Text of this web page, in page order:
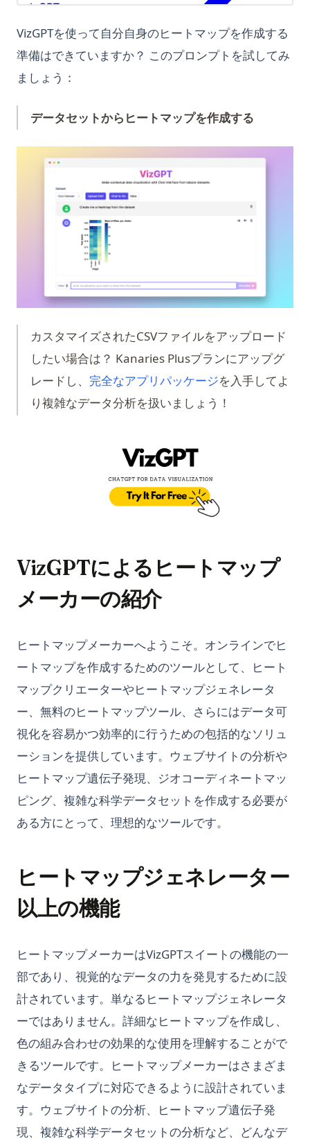
プロンプトからコードベースへ：GPT Engineeerのパワー
マスタリングアート：ログインせずにChatGPTを使用する方法
上級ガイド: Python で ChatGPT API を使用する方法
技術選考のためのGPT：採用革命
絶対に見逃せないトップ11のAuto GPTの例
長期記憶ChatGPT？LTM-1：トークン500万個を持つLLMで
Python 切り捨て除算：// 演算子の完全ガイド
Python 循環インポート（circular import）の直し方と実例
Python3 Linter: The Ultimate Guide to Boosting Your Code
PythonでBeautiful Soupのスクレイピング効率を向上させる方
法：効率的なWebスクレイピングを実現しましょう！
PythonでShebangを使用する方法
PythonでSyntaxError invalid syntaxを修正する方法 - 有効な
PythonでのForループカウンター：説明
PythonでのWebスクレイピング：Requests、
BeautifulSoup、Seleniumを使った完全ガイド
Pythonでの副作用（Side_effect）- その意味と使用方法
Pythonでの等しくないものとは何ですか？
Pythonで文字列を整数に変換する方法：簡単なガイド
PythonとActivePythonとAnacondaの違いについて比較
PythonとArduinoで創造性を解放する：包括的なガイド
PythonにおけるSVM、概要とその使い方
Pythonにおけるelifとは - 解説！
Pythonにおけるテキストクリーニング：効果的なデータクリー
ニングチュートリアル
Pythonにおける次元削減：知っておくべきトップのヒント
Pythonの「何もしない」とは？Pass文の理解
ージャの完全ガイド
Pythonのパースとは？全てが解説される！
Pythonのリストをフラット化：これらのヒントでコードを簡素
Pythonの禅：その意義とアクセス方法
Pythonの辞書を見やすく表示する方法
Pythonは大文字と小文字を区別するのか？
Pythonを使用してSnowflake REST APIからデータを取得する：
完全なチュートリアル
Pythonを学ぶのにどのくらい時間がかかりますか？難しいです
Pythonジェネレータ完全ガイド：yield、ジェネレータ式、遅延
評価
Pythonスクリプトの実行方法：初心者向けガイド
Pythonソート：sorted()、list.sort()、カスタムソートの完全ガ
イド
Pythonタイマー機能とストップウォッチの使い方
Pythonノートブック: データサイエンス初心者のための完全ガ
イド
Pythonバージョンの確認方法
PythonバージョンマネージャーのPyenvの使い方
Pythonパッケージのアップグレード方法：包括的なガイド
Pythonランダムサンプリング：効果的なデータ分析のためのヒ
VizGPTを使って自分自身のヒートマップを作成する
準備はできていますか？ このプロンプトを試してみ
ましょう：
データセットからヒートマップを作成する
カスタマイズされたCSVファイルをアップロード
したい場合は？ Kanaries Plusプランにアップグ
レードし、 完全なアプリパッケージ(opens in a new
を入手してよ
り複雑なデータ分析を扱いましょう！
VizGPTによるヒートマップ
メーカーの紹介
ヒートマップメーカーへようこそ。オンラインでヒ
ートマップを作成するためのツールとして、ヒート
マップクリエーターやヒートマップジェネレータ
ー、無料のヒートマップツール、さらにはデータ可
視化を容易かつ効率的に行うための包括的なソリュ
ーションを提供しています。ウェブサイトの分析や
ヒートマップ遺伝子発現、ジオコーディネートマッ
ピング、複雑な科学データセットを作成する必要が
ある方にとって、理想的なツールです。
ヒートマップジェネレーター
以上の機能
ヒートマップメーカーはVizGPTスイートの機能の一
部であり、視覚的なデータの力を発見するために設
計されています。単なるヒートマップジェネレータ
ーではありません。詳細なヒートマップを作成し、
色の組み合わせの効果的な使用を理解することがで
きるツールです。ヒートマップメーカーはさまざま
なデータタイプに対応できるように設計されていま
す。ウェブサイトの分析、ヒートマップ遺伝子発
現、複雑な科学データセットの分析など、どんなデ